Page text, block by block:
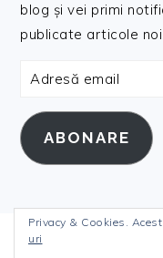
blog și vei primi
publicate articole noi.
Adresă
ABONARE
COPYRIGHT ©
Privacy & Cookies.
uri